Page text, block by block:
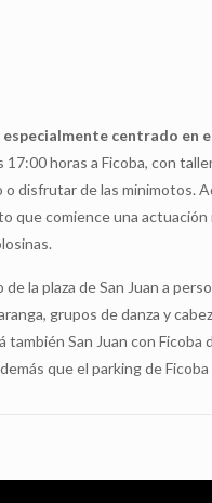
centrado en
horas a Ficoba, con
disfrutar de las minimotos.
que comience una
la plaza de San Juan a
grupos de danza y
San Juan con
que el parking de